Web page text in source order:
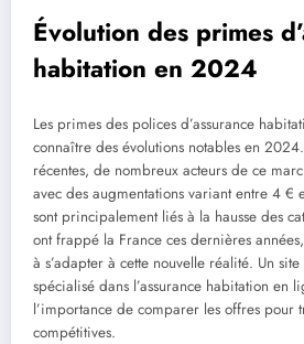
Évolution des primes
habitation en 2024
Les primes des polices d’assurance
connaître des évolutions notables en
récentes, de nombreux acteurs de ce
avec des augmentations variant entre 4 €
sont principalement liés à la hausse des
ont frappé la France ces dernières
à s’adapter à cette nouvelle réalité. Un
spécialisé dans l’assurance habitation en
l’importance de comparer les offres pour
compétitives.